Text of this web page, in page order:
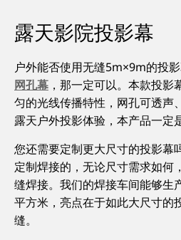
露天影院投影幕
户外能否使用无缝5m×9m的投
网孔幕 ，那一定可以。本款投
匀的光线传播特性，网孔可透声
露天户外投影体验，本产品一定
您还需要定制更大尺寸的投影幕
定制焊接的，无论尺寸需求如何
缝焊接。我们的焊接车间能够生
平方米，亮点在于如此大尺寸的
缝。